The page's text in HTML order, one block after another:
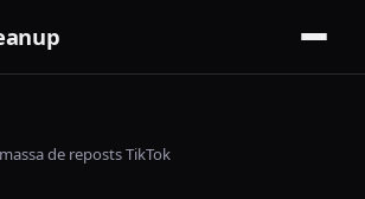
de reposts TikTok